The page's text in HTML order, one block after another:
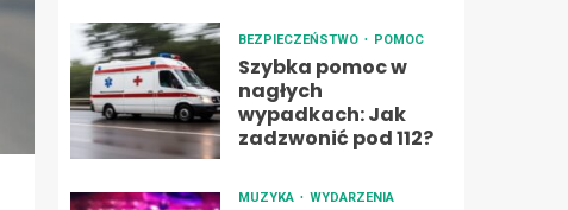
BEZPIECZEŃSTWO POMOC
Szybka pomoc w
nagłych
wypadkach: Jak
zadzwonić pod 112?
MUZYKA WYDARZENIA